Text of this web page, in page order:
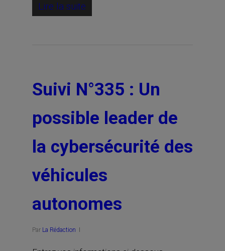
Lire la suite
Suivi N°335 : Un
possible leader de
la cybersécurité des
véhicules
autonomes
Par La Rédaction